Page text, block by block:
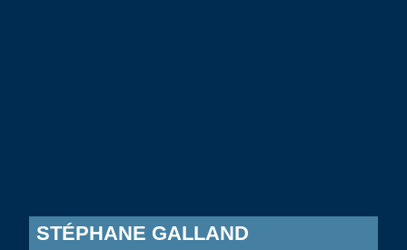
STÉPHANE GALLAND